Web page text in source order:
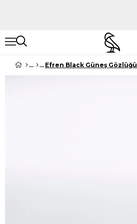
Efren Black Güneş Gözlüğü